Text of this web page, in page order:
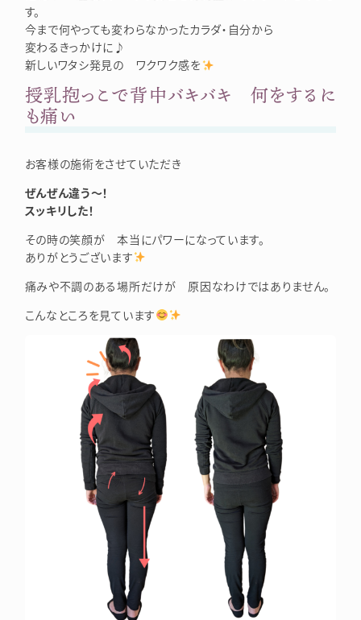
す。
今まで何やっても変わらなかったカラダ・自分から
変わるきっかけに♪
新しいワタシ発見の ワクワク感を
授乳抱っこで背中バキバキ 何をするに
も痛い
お客様の施術をさせていただき
ぜんぜん違う～！
スッキリした！
その時の笑顔が 本当にパワーになっています。
ありがとうございます
痛みや不調のある場所だけが 原因なわけではありません。
こんなところを見ています